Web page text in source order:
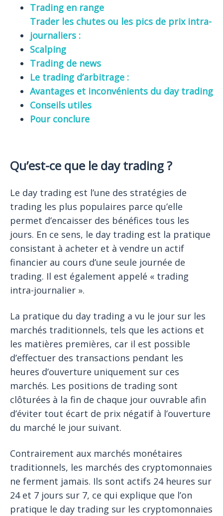
Trading en range
Trader les chutes ou les pics de prix intra-
journaliers :
Scalping
Trading de news
Le trading d’arbitrage :
Avantages et inconvénients du day trading
Conseils utiles
Pour conclure
Qu’est-ce que le day trading ?
Le day trading est l’une des stratégies de
trading les plus populaires parce qu’elle
permet d’encaisser des bénéfices tous les
jours. En ce sens, le day trading est la pratique
consistant à acheter et à vendre un actif
financier au cours d’une seule journée de
trading. Il est également appelé « trading
intra-journalier ».
La pratique du day trading a vu le jour sur les
marchés traditionnels, tels que les actions et
les matières premières, car il est possible
d’effectuer des transactions pendant les
heures d’ouverture uniquement sur ces
marchés. Les positions de trading sont
clôturées à la fin de chaque jour ouvrable afin
d’éviter tout écart de prix négatif à l’ouverture
du marché le jour suivant.
Contrairement aux marchés monétaires
traditionnels, les marchés des cryptomonnaies
ne ferment jamais. Ils sont actifs 24 heures sur
24 et 7 jours sur 7, ce qui explique que l’on
pratique le day trading sur les cryptomonnaies